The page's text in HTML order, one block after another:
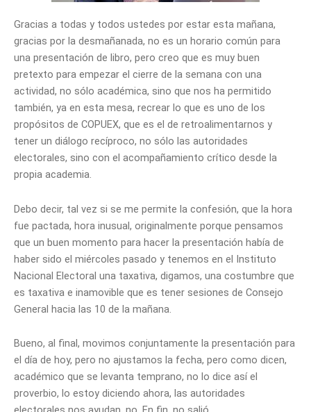
Gracias a todas y todos ustedes por estar esta mañana,
gracias por la desmañanada, no es un horario común para
una presentación de libro, pero creo que es muy buen
pretexto para empezar el cierre de la semana con una
actividad, no sólo académica, sino que nos ha permitido
también, ya en esta mesa, recrear lo que es uno de los
propósitos de COPUEX, que es el de retroalimentarnos y
tener un diálogo recíproco, no sólo las autoridades
electorales, sino con el acompañamiento crítico desde la
propia academia.
Debo decir, tal vez si se me permite la confesión, que la hora
fue pactada, hora inusual, originalmente porque pensamos
que un buen momento para hacer la presentación había de
haber sido el miércoles pasado y tenemos en el Instituto
Nacional Electoral una taxativa, digamos, una costumbre que
es taxativa e inamovible que es tener sesiones de Consejo
General hacia las 10 de la mañana.
Bueno, al final, movimos conjuntamente la presentación para
el día de hoy, pero no ajustamos la fecha, pero como dicen,
académico que se levanta temprano, no lo dice así el
proverbio, lo estoy diciendo ahora, las autoridades